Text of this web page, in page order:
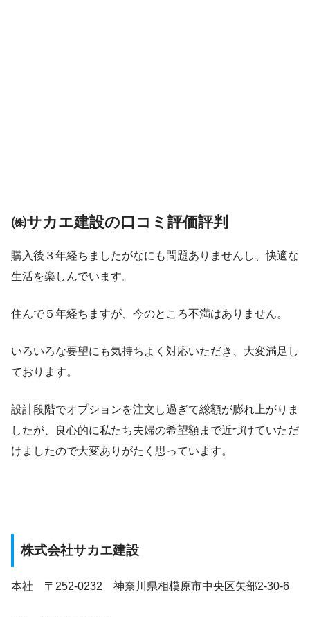
㈱サカエ建設の口コミ評価評判
購入後３年経ちましたがなにも問題ありませんし、快適な
生活を楽しんでいます。
住んで５年経ちますが、今のところ不満はありません。
いろいろな要望にも気持ちよく対応いただき、大変満足し
ております。
設計段階でオプションを注文し過ぎて総額が膨れ上がりま
したが、良心的に私たち夫婦の希望額まで近づけていただ
けましたので大変ありがたく思っています。
株式会社サカエ建設
本社 〒252-0232 神奈川県相模原市中央区矢部2-30-6